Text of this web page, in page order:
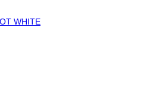
WHITE